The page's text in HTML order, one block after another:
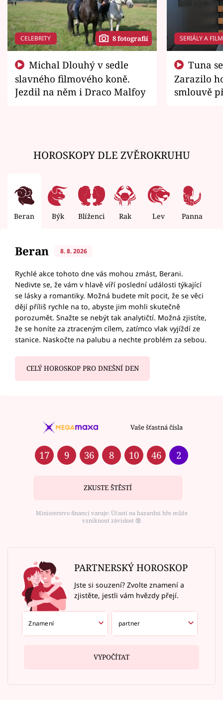
CELEBRITY 8 fotografií
slavného filmového koně.
Jezdil na něm i Draco Malfoy
SERIÁLY A
Zarazilo
smlouvě
HOROSKOPY DLE ZVĚROKRUHU
Beran Býk Blíženci Rak Lev Panna
Beran 8. 8. 2026
Rychlé akce tohoto dne vás mohou zmást, Berani.
Nedivte se, že vám v hlavě víří poslední události týkající
se lásky a romantiky. Možná budete mít pocit, že se věci
dějí příliš rychle na to, abyste jim mohli skutečně
porozumět. Snažte se nebýt tak analytičtí. Možná zjistíte,
že se honíte za ztraceným cílem, zatímco vlak vyjíždí ze
stanice. Naskočte na palubu a nechte problém za sebou.
CELÝ HOROSKOP PRO DNEŠNÍ DEN
Vaše šťastná čísla
17 9 36 8 10 46 2
ZKUSTE ŠTĚSTÍ
Ministerstvo financí varuje: Účastí na hazardní hře může
vzniknout závislost ⑱
PARTNERSKÝ HOROSKOP
Jste si souzení? Zvolte znamení a
zjistěte, jestli vám hvězdy přejí.
VYPOČÍTAT